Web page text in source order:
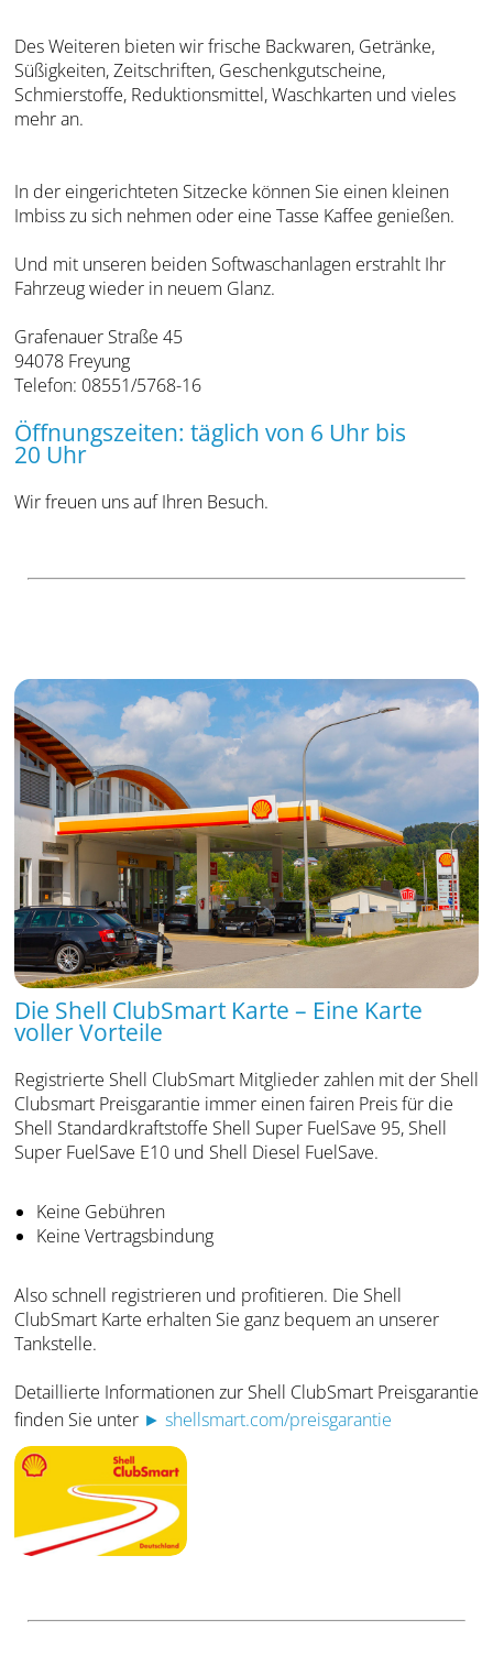
Des Weiteren bieten wir frische Backwaren, Getränke,
Süßigkeiten, Zeitschriften, Geschenkgutscheine,
Schmierstoffe, Reduktionsmittel, Waschkarten und vieles
mehr an.
In der eingerichteten Sitzecke können Sie einen kleinen
Imbiss zu sich nehmen oder eine Tasse Kaffee genießen.
Und mit unseren beiden Softwaschanlagen erstrahlt Ihr
Fahrzeug wieder in neuem Glanz.
Grafenauer Straße 45
94078 Freyung
Telefon: 08551/5768-16
Öffnungszeiten: täglich von 6 Uhr bis
20 Uhr
Wir freuen uns auf Ihren Besuch.
Die Shell ClubSmart Karte – Eine Karte
voller Vorteile
Registrierte Shell ClubSmart Mitglieder zahlen mit der Shell
Clubsmart Preisgarantie immer einen fairen Preis für die
Shell Standardkraftstoffe Shell Super FuelSave 95, Shell
Super FuelSave E10 und Shell Diesel FuelSave.
Keine Gebühren
Keine Vertragsbindung
Also schnell registrieren und profitieren. Die Shell
ClubSmart Karte erhalten Sie ganz bequem an unserer
Tankstelle.
Detaillierte Informationen zur Shell ClubSmart Preisgarantie
finden Sie unter ► shellsmart.com/preisgarantie